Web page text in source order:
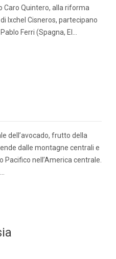
Caro Quintero, alla riforma
Ixchel Cisneros, partecipano
Ferri (Spagna, El…
dell’avocado, frutto della
dalle montagne centrali e
nell’America centrale.